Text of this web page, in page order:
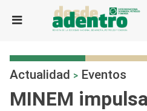
Actualidad > Eventos
MINEM impulsa